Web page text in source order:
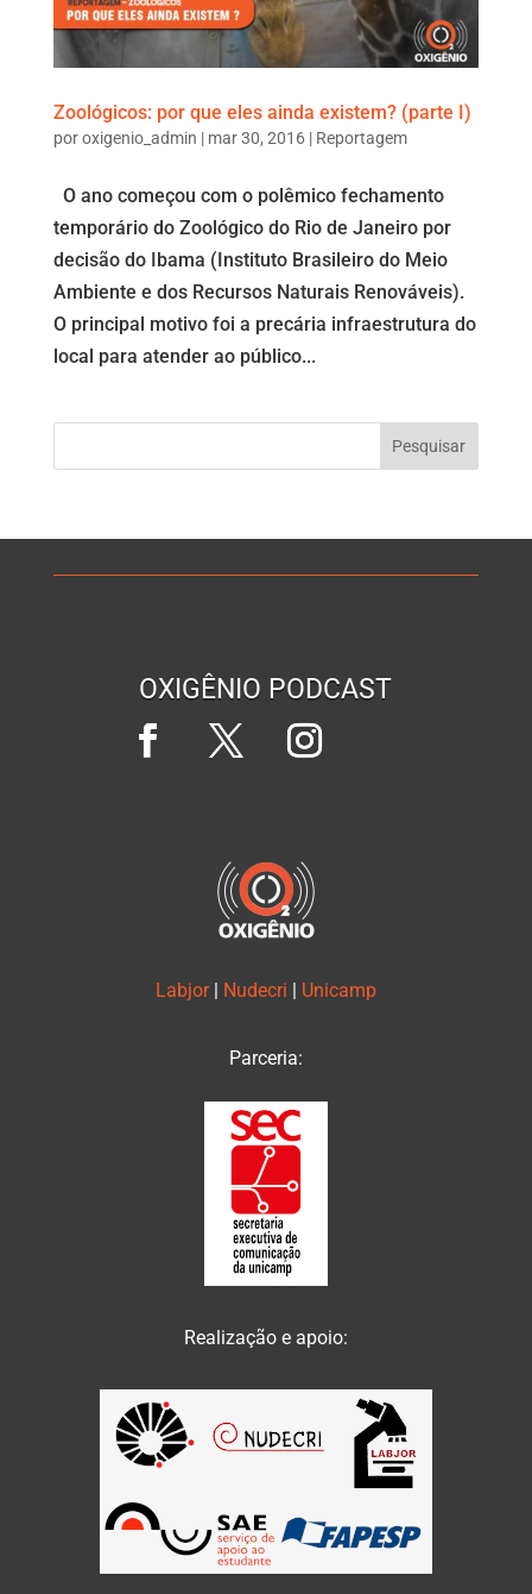
Zoológicos: por que eles ainda existem? (parte I)
poroxigenio_admin | mar 30, 2016| Reportagem
O ano começou com o polêmico fechamento
temporário do Zoológico do Rio de Janeiro por
decisão do Ibama (Instituto Brasileiro do Meio
Ambiente e dos Recursos Naturais Renováveis).
O principal motivo foi a precária infraestrutura do
local para atender ao público...
OXIGÊNIO PODCAST
Labjor | Nudecri | Unicamp
Parceria:
Realização e apoio: